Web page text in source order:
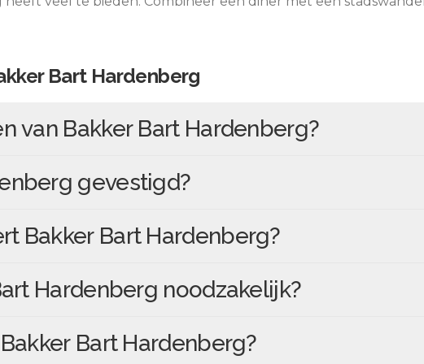
Bart Hardenberg
van Bakker Bart Hardenberg?
gevestigd?
Bakker Bart Hardenberg?
Hardenberg noodzakelijk?
Bakker Bart Hardenberg?